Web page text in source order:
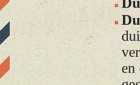
en